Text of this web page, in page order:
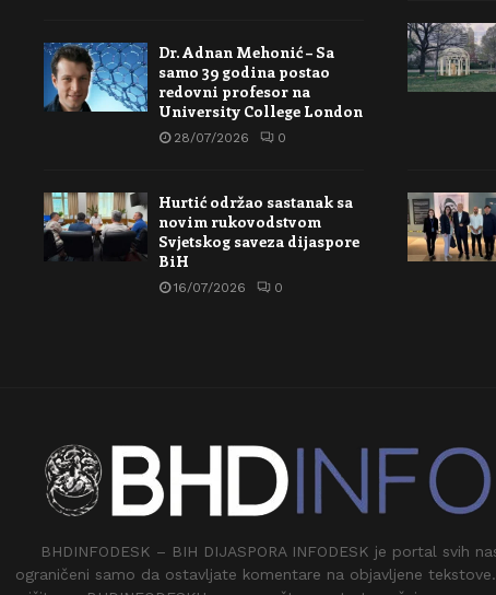
Dr. Adnan Mehonić – Sa
samo 39 godina postao
redovni profesor na
University College London
28/07/2026 0
Hurtić održao sastanak sa
novim rukovodstvom
Svjetskog saveza dijaspore
BiH
16/07/2026 0
BHDINFODESK – BIH DIJASPORA INFODESK je portal svih
ograničeni samo da ostavljate komentare na objavljene